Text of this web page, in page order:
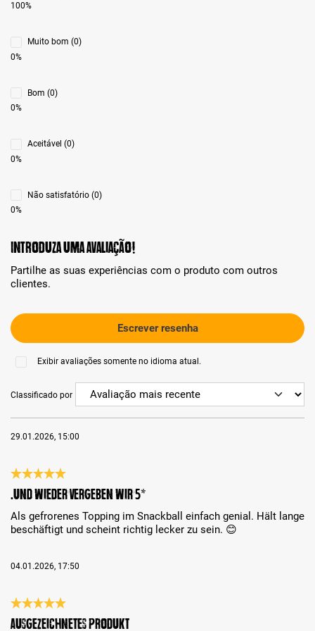
100%
Muito bom (0)
0%
Bom (0)
0%
Aceitável (0)
0%
Não satisfatório (0)
0%
Introduza uma avaliação!
Partilhe as suas experiências com o produto com outros
clientes.
Escrever resenha
Exibir avaliações somente no idioma atual.
Classificado por
29.01.2026, 15:00
Análise com classificação de 5 de 5 estrelas
….und wieder vergeben wir 5*
Als gefrorenes Topping im Snackball einfach genial. Hält lange
beschäftigt und scheint richtig lecker zu sein. 😊
04.01.2026, 17:50
Análise com classificação de 5 de 5 estrelas
ausgezeichnetes Produkt